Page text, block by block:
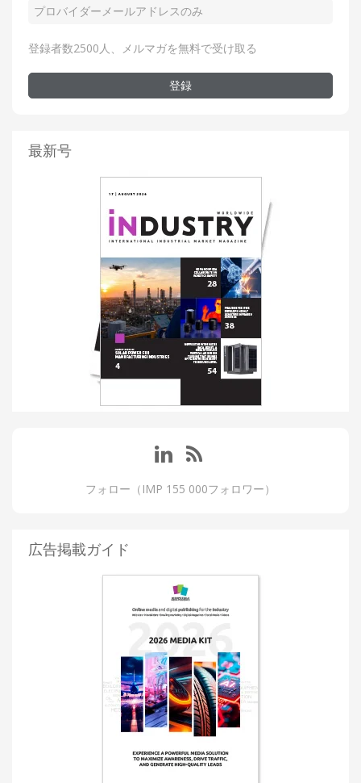
登録者数2500人、メルマガを無料で受け取る
登録
最新号
フォロー（IMP 155 000フォロワー）
広告掲載ガイド